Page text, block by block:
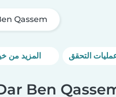
Qassem
المزيد من خيارات التصفية